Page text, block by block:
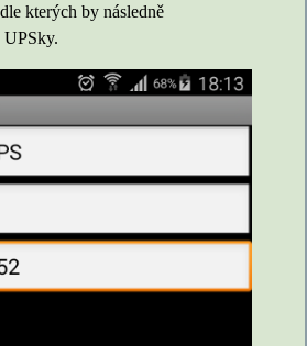
kterých by následně
UPSky.